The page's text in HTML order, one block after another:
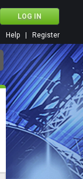
Register
Help